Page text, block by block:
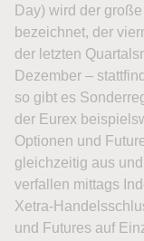
Day) wird der
bezeichnet, der
der letzten
Dezember –
so gibt es
der Eurex
Optionen und
gleichzeitig aus
verfallen mittags
Xetra-
und Futures auf